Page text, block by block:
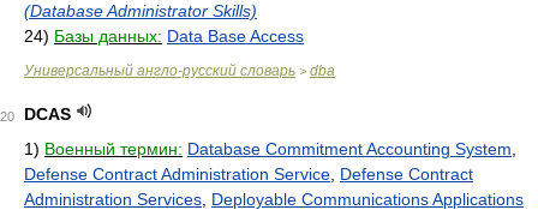
(Database Administrator Skills)
24) Базы данных: Data Base Access
Универсальный англо-русский словарь > dba
20
DCAS
1) Военный термин: Database Commitment Accounting System
Defense Contract Administration Service Defense Contract
Administration Services Deployable Communications Applications